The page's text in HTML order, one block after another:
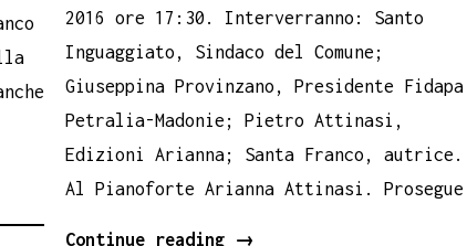
2016 ore 17:30. Interverranno: Santo
Inguaggiato, Sindaco del Comune;
Giuseppina Provinzano, Presidente Fidapa
Petralia-Madonie; Pietro Attinasi,
Edizioni Arianna; Santa Franco, autrice.
Al Pianoforte Arianna Attinasi. Prosegue
Continue reading
Donne
→